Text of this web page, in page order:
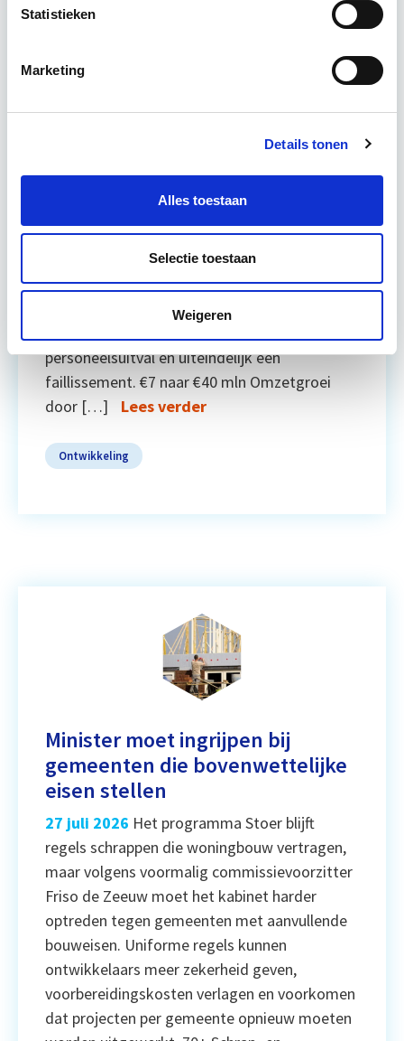
Statistieken
Marketing
Details tonen
Alles toestaan
Selectie toestaan
Weigeren
snel groei kan omslaan in financieel en
organisatorisch risico. Oprichter Jan Hoppen
erkent dat zijn bedrijf een te groot en complex
project aannam, zonder voldoende grip op
kostprijzen, productie en uitvoering. Het
personeelsuitval en uiteindelijk een
faillissement. €7 naar €40 mln Omzetgroei
door […]
Lees verder
Ontwikkeling
Minister moet ingrijpen bij
gemeenten die bovenwettelijke
eisen stellen
27 juli 2026 Het programma Stoer blijft
regels schrappen die woningbouw vertragen,
maar volgens voormalig commissievoorzitter
Friso de Zeeuw moet het kabinet harder
optreden tegen gemeenten met aanvullende
bouweisen. Uniforme regels kunnen
ontwikkelaars meer zekerheid geven,
voorbereidingskosten verlagen en voorkomen
dat projecten per gemeente opnieuw moeten